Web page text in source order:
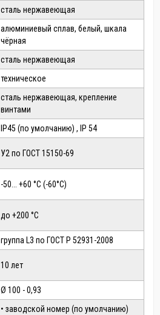
сталь нержавеющая
алюминиевый сплав, белый, шкала
чёрная
сталь нержавеющая
техническое
сталь нержавеющая, крепление
винтами
IP45 (по умолчанию) , IP 54
У2 по ГОСТ 15150-69
-50... +60 °С (-60°С)
до +200 °С
группа L3 по ГОСТ Р 52931-2008
10 лет
Ø 100 - 0,93
• заводской номер (по умолчанию)